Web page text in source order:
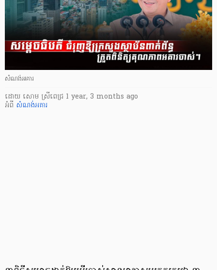
សំណង់អគារ
ដោយ សោម ស្រីពេជ្រ 1 year, 3 months ago
អំពី សំណង់អគារ